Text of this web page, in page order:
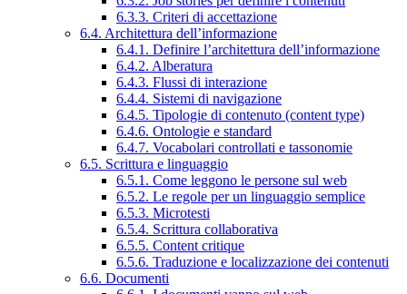
6.3.3. Criteri di accettazione
6.4. Architettura dell’informazione
6.4.1. Definire l’architettura dell’informazione
6.4.2. Alberatura
6.4.3. Flussi di interazione
6.4.4. Sistemi di navigazione
6.4.5. Tipologie di contenuto (content type)
6.4.6. Ontologie e standard
6.4.7. Vocabolari controllati e tassonomie
6.5. Scrittura e linguaggio
6.5.1. Come leggono le persone sul web
6.5.2. Le regole per un linguaggio semplice
6.5.3. Microtesti
6.5.4. Scrittura collaborativa
6.5.5. Content critique
6.5.6. Traduzione e localizzazione dei contenuti
6.6. Documenti